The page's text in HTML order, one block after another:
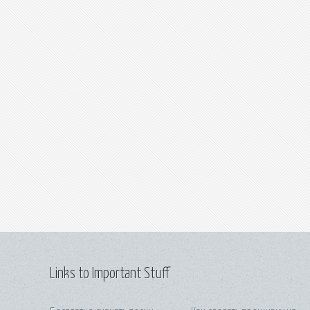
Links to Important Stuff